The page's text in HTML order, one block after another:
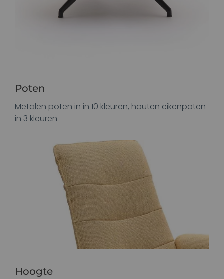
Poten
Metalen poten in in 10 kleuren, houten eikenpoten
in 3 kleuren
Hoogte